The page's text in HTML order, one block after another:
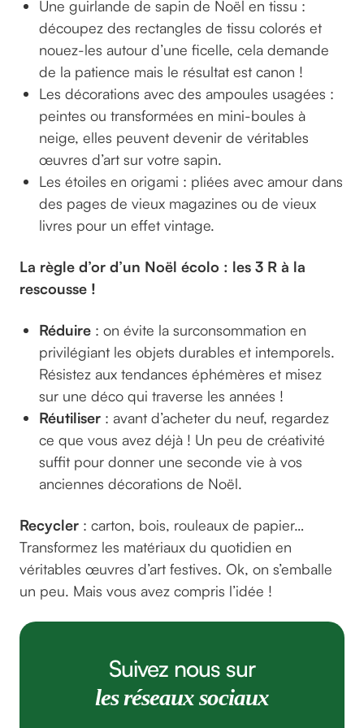
Une guirlande de sapin de Noël en tissu :
découpez des rectangles de tissu colorés et
nouez-les autour d’une ficelle, cela demande
de la patience mais le résultat est canon !
Les décorations avec des ampoules usagées :
peintes ou transformées en mini-boules à
neige, elles peuvent devenir de véritables
œuvres d’art sur votre sapin.
Les étoiles en origami : pliées avec amour dans
des pages de vieux magazines ou de vieux
livres pour un effet vintage.
La règle d’or d’un Noël écolo : les 3 R à la
rescousse !
Réduire : on évite la surconsommation en
privilégiant les objets durables et intemporels.
Résistez aux tendances éphémères et misez
sur une déco qui traverse les années !
Réutiliser : avant d’acheter du neuf, regardez
ce que vous avez déjà ! Un peu de créativité
suffit pour donner une seconde vie à vos
anciennes décorations de Noël.
Recycler : carton, bois, rouleaux de papier…
Transformez les matériaux du quotidien en
véritables œuvres d’art festives. Ok, on s’emballe
un peu. Mais vous avez compris l’idée !
Suivez nous sur
les réseaux sociaux